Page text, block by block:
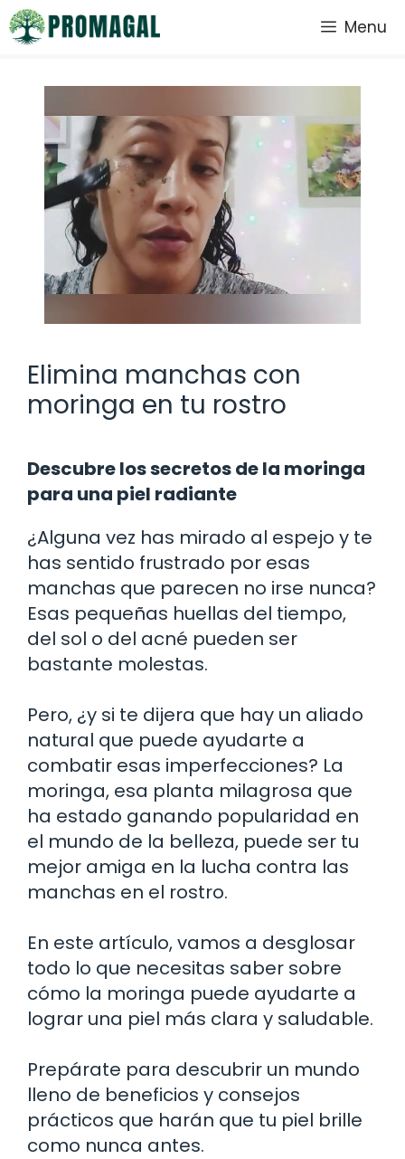
Saltar
al
Menu
Elimina manchas con
moringa en tu rostro
Descubre los secretos de la moringa
para una piel radiante
¿Alguna vez has mirado al espejo y te
has sentido frustrado por esas
manchas que parecen no irse nunca?
Esas pequeñas huellas del tiempo,
del sol o del acné pueden ser
bastante molestas.
Pero, ¿y si te dijera que hay un aliado
natural que puede ayudarte a
combatir esas imperfecciones? La
moringa, esa planta milagrosa que
ha estado ganando popularidad en
el mundo de la belleza, puede ser tu
mejor amiga en la lucha contra las
manchas en el rostro.
En este artículo, vamos a desglosar
todo lo que necesitas saber sobre
cómo la moringa puede ayudarte a
lograr una piel más clara y saludable.
Prepárate para descubrir un mundo
lleno de beneficios y consejos
prácticos que harán que tu piel brille
como nunca antes.